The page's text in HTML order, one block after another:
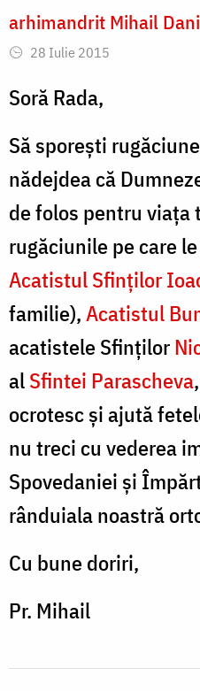
arhimandrit Mihail
28 Iulie 2015
Soră Rada,
Să sporești
nădejdea că
de folos pentru viața
rugăciunile pe care
Acatistul Sfinților
familie),Acatistul
acatistele Sfinților
alSfintei Parascheva
ocrotesc și ajută
nu treci cu vederea
Spovedaniei și
rânduiala noastră
Cu bune doriri,
Pr. Mihail